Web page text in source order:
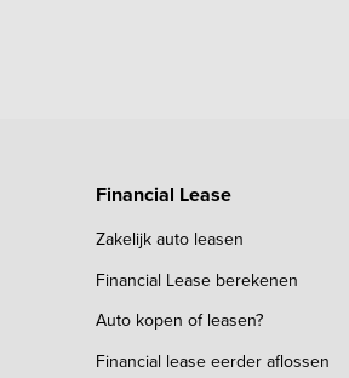
Financial Lease
Zakelijk auto leasen
Financial Lease berekenen
Auto kopen of leasen?
Financial lease eerder aflossen